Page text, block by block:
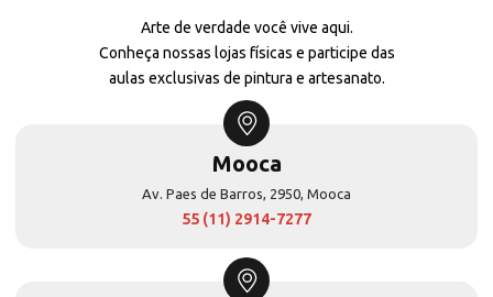
Arte de verdade você vive aqui.
Conheça nossas lojas físicas e participe das
aulas exclusivas de pintura e artesanato.
Mooca
Av. Paes de Barros, 2950, Mooca
55 (11) 2914-7277